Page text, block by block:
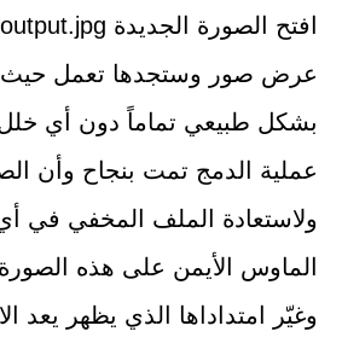
عرض صور وستجدها تعمل حيث
بشكل طبيعي تماماً دون أي
عملية الدمج تمت بنجاح وأن
ولاستعادة الملف المخفي في